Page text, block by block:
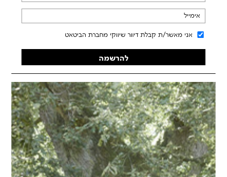
אימייל
אני מאשר/ת קבלת דיוור שיווקי מחברת הביטאט
אני מאשר/ת קבלת דיוור שיווקי מחברת הביטאט